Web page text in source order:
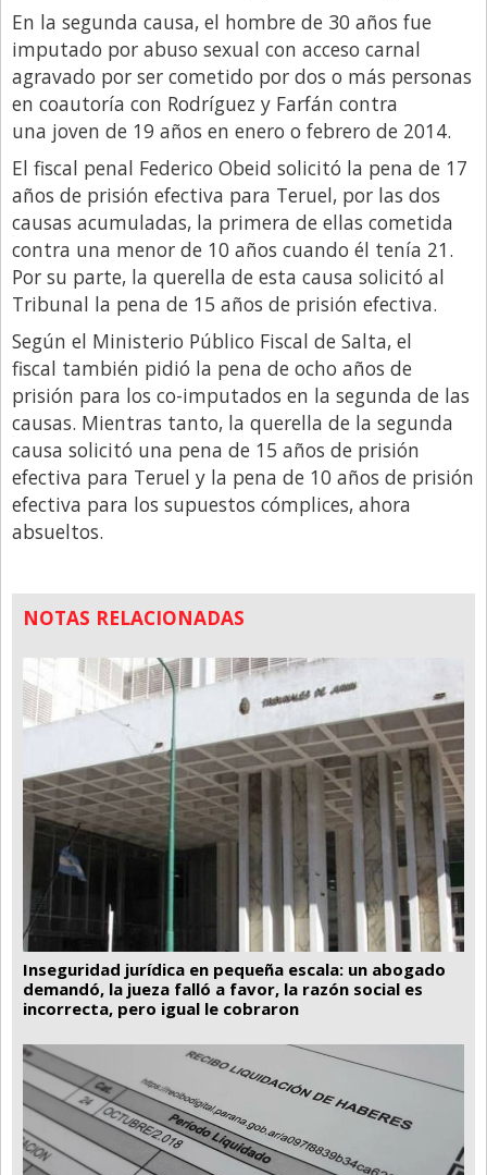
Santa Fe
Show Business
Sociedad
Tecnología
Tendencias
Viajes
En la segunda causa, el hombre de 30 años fue
imputado por abuso sexual con acceso carnal
agravado por ser cometido por dos o más personas
en coautoría con Rodríguez y Farfán contra
una joven de 19 años en enero o febrero de 2014.
El fiscal penal Federico Obeid solicitó la pena de 17
años de prisión efectiva para Teruel, por las dos
causas acumuladas, la primera de ellas cometida
contra una menor de 10 años cuando él tenía 21.
Por su parte, la querella de esta causa solicitó al
Tribunal la pena de 15 años de prisión efectiva.
Según el Ministerio Público Fiscal de Salta, el
fiscal también pidió la pena de ocho años de
prisión para los co-imputados en la segunda de las
causas. Mientras tanto, la querella de la segunda
causa solicitó una pena de 15 años de prisión
efectiva para Teruel y la pena de 10 años de prisión
efectiva para los supuestos cómplices, ahora
absueltos.
NOTAS RELACIONADAS
Inseguridad jurídica en pequeña escala: un abogado
demandó, la jueza falló a favor, la razón social es
incorrecta, pero igual le cobraron